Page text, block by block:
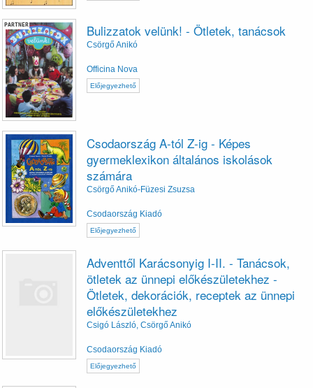
PARTNER Bulizzatok velünk! - Ötletek, tanácsok
Csörgő Anikó
Officina Nova
Előjegyezhető
Csodaország A-tól Z-ig - Képes
gyermeklexikon általános iskolások
számára
Csörgő Anikó-Füzesi Zsuzsa
Csodaország Kiadó
Előjegyezhető
Adventtől Karácsonyig I-II. - Tanácsok,
ötletek az ünnepi előkészületekhez -
Ötletek, dekorációk, receptek az ünnepi
előkészületekhez
Csigó László, Csörgő Anikó
Csodaország Kiadó
Előjegyezhető